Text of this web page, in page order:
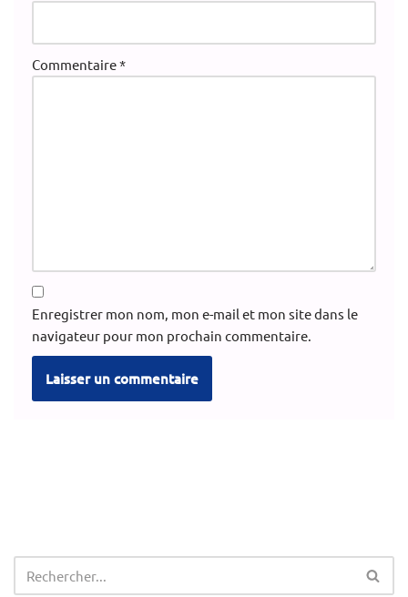
Commentaire*
Enregistrer mon nom, mon e-mail et mon site dans le
navigateur pour mon prochain commentaire.